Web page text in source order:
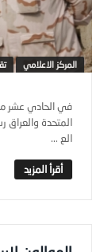
المركز الاعلامي
في الحادي عشر
المتحدة والعراق
الع ...